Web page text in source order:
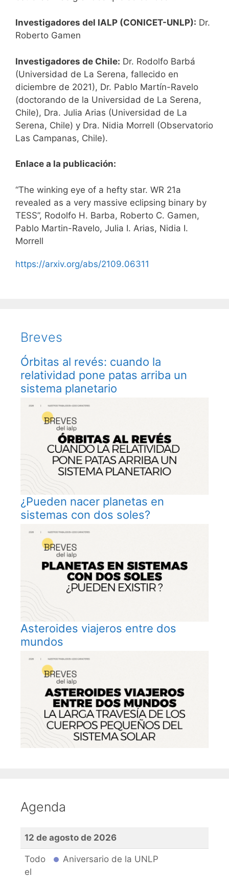
Investigadores del IALP (CONICET-UNLP): Dr.
Roberto Gamen
Investigadores de Chile: Dr. Rodolfo Barbá
(Universidad de La Serena, fallecido en
diciembre de 2021), Dr. Pablo Martín-Ravelo
(doctorando de la Universidad de La Serena,
Chile), Dra. Julia Arias (Universidad de La
Serena, Chile) y Dra. Nidia Morrell (Observatorio
Las Campanas, Chile).
Enlace a la publicación:
“The winking eye of a hefty star. WR 21a
revealed as a very massive eclipsing binary by
TESS”, Rodolfo H. Barba, Roberto C. Gamen,
Pablo Martin-Ravelo, Julia I. Arias, Nidia I.
Morrell
https://arxiv.org/abs/2109.06311
Breves
Órbitas al revés: cuando la
relatividad pone patas arriba un
sistema planetario
¿Pueden nacer planetas en
sistemas con dos soles?
Asteroides viajeros entre dos
mundos
Agenda
12 de agosto de 2026
Todo
el
Aniversario de la UNLP